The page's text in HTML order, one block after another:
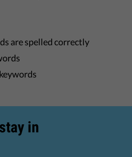
are spelled correctly
in